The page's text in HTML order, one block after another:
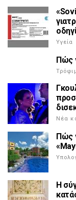
Υγεία
Πώς
Νέα
Πώς
Η